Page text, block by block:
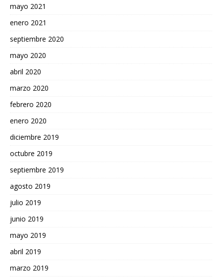
mayo 2021
enero 2021
septiembre 2020
mayo 2020
abril 2020
marzo 2020
febrero 2020
enero 2020
diciembre 2019
octubre 2019
septiembre 2019
agosto 2019
julio 2019
junio 2019
mayo 2019
abril 2019
marzo 2019